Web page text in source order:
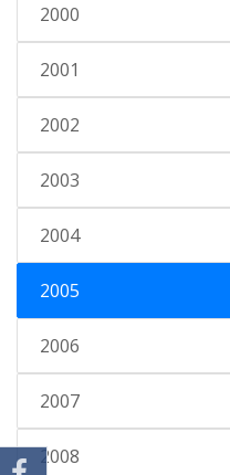
2000
2001
2002
2003
2004
2005
2006
2007
2008